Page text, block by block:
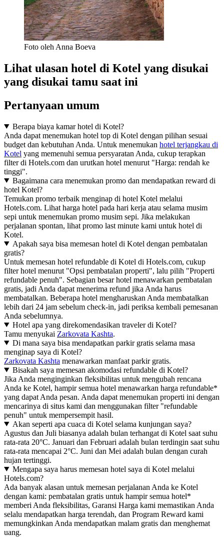
Foto oleh Anna Boeva
Lihat ulasan hotel di Kotel yang disukai
yang disukai tamu saat ini
Pertanyaan umum
Berapa biaya kamar hotel di Kotel?
Anda dapat menemukan hotel top di Kotel dengan pilihan sesuai
budget dan kebutuhan Anda. Untuk menemukan hotel terjangkau di
Kotel yang memenuhi semua persyaratan Anda, cukup terapkan
filter di Hotels.com dan urutkan hotel menurut "Harga: rendah ke
tinggi".
Bagaimana cara menemukan promo dan mendapatkan reward di
hotel Kotel?
Temukan promo terbaik menginap di hotel Kotel melalui
Hotels.com. Lihat harga hotel pada hari kerja atau selama musim
sepi untuk menemukan promo musim sepi. Jika melakukan
perjalanan spontan, lihat promo last minute kami untuk hotel di
Kotel.
Apakah saya bisa memesan hotel di Kotel dengan pembatalan
gratis?
Untuk memesan hotel refundable di Kotel di Hotels.com, cukup
filter hotel menurut "Opsi pembatalan properti", lalu pilih "Properti
refundable penuh". Sebagian besar hotel menawarkan pembatalan
gratis, jadi Anda dapat menerima refund jika Anda harus
membatalkan. Beberapa hotel mengharuskan Anda membatalkan
lebih dari 24 jam sebelum check-in, jadi periksa kembali pemesanan
Anda sebelumnya.
Hotel apa yang direkomendasikan traveler di Kotel?
Tamu menyukai Zarkovata Kashta.
Di mana saya bisa mendapatkan parkir gratis selama masa
menginap saya di Kotel?
Zarkovata Kashta menawarkan manfaat parkir gratis.
Bisakah saya memesan akomodasi refundable di Kotel?
Jika Anda menginginkan fleksibilitas untuk mengubah rencana
Anda ke Kotel, hampir semua hotel menawarkan harga refundable*
yang dapat Anda pesan. Anda dapat menemukan properti ini dengan
mencarinya di situs kami dan menggunakan filter "refundable
penuh" untuk mempersempit hasil.
Akan seperti apa cuaca di Kotel selama kunjungan saya?
Agustus dan Juli biasanya adalah bulan terhangat di Kotel saat suhu
rata-rata 20°C. Januari dan Februari adalah bulan terdingin saat suhu
rata-rata mencapai 2°C. Juni dan Mei adalah bulan dengan curah
hujan tertinggi.
Mengapa saya harus memesan hotel saya di Kotel melalui
Hotels.com?
Ada banyak alasan untuk memesan perjalanan Anda ke Kotel
dengan kami: pembatalan gratis untuk hampir semua hotel*
memberi Anda fleksibilitas, Garansi Harga kami memastikan Anda
selalu mendapatkan harga terendah, dan Program Reward kami
memungkinkan Anda mendapatkan malam gratis dan menghemat
uang.